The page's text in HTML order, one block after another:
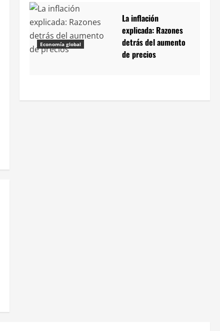
Economía global
La inflación
explicada: Razones
detrás del aumento
de precios